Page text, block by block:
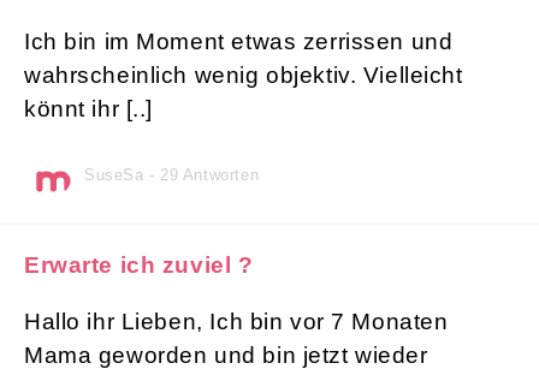
Ich bin im Moment etwas zerrissen und
wahrscheinlich wenig objektiv. Vielleicht
könnt ihr [..]
SuseSa - 29 Antworten
Erwarte ich zuviel ?
Hallo ihr Lieben, Ich bin vor 7 Monaten
Mama geworden und bin jetzt wieder